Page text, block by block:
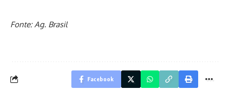
Fonte: Ag. Brasil
Facebook